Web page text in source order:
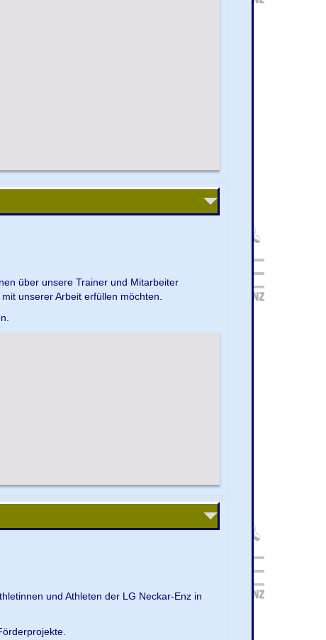
über unsere Trainer und Mitarbeiter
unserer Arbeit erfüllen möchten.
und Athleten der LG Neckar-Enz in